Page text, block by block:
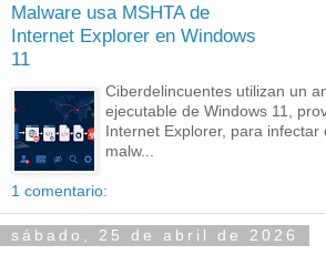
Malware usa MSHTA de
Internet Explorer en Windows
11
Ciberdelincuentes utilizan un
ejecutable de Windows 11,
Internet Explorer, para infectar
malw...
1 comentario:
sábado, 25 de abril de 2026